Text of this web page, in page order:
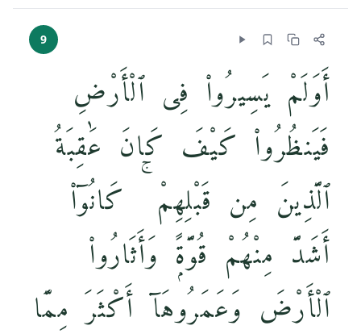
9
أَوَلَمْ يَسِيرُوا۟ فِى ٱلْأَرْضِ
فَيَنظُرُوا۟ كَيْفَ كَانَ عَٰقِبَةُ
ٱلَّذِينَ مِن قَبْلِهِمْ ۚ كَانُوٓا۟
أَشَدَّ مِنْهُمْ قُوَّةًۭ وَأَثَارُوا۟
ٱلْأَرْضَ وَعَمَرُوهَآ أَكْثَرَ مِمَّا